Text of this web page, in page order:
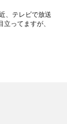
、テレビで放送
ってますが、